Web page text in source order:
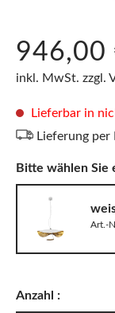
946,00
inkl. MwSt. zzgl.
Lieferbar in
Lieferung per
Bitte wählen Sie
Art.-
Anzahl :